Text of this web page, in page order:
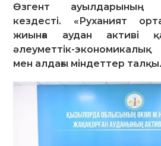
Өзгент ауылдарының
кездесті. «Руханият
жиынға аудан активі
әлеуметтік-
мен алдағы міндеттер